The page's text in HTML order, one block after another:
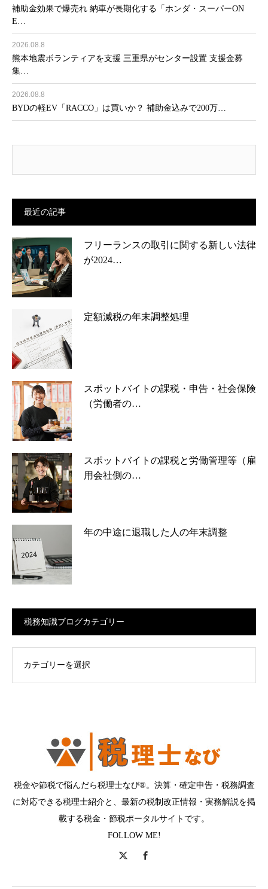
補助金効果で爆売れ 納車が長期化する「ホンダ・スーパーON
E…
2026.08.8
熊本地震ボランティアを支援 三重県がセンター設置 支援金募
集…
2026.08.8
BYDの軽EV「RACCO」は買いか？ 補助金込みで200万…
最近の記事
フリーランスの取引に関する新しい法律
が2024…
定額減税の年末調整処理
スポットバイトの課税・申告・社会保険
（労働者の…
スポットバイトの課税と労働管理等（雇
用会社側の…
年の中途に退職した人の年末調整
税務知識ブログカテゴリー
税金や節税で悩んだら税理士なび®。決算・確定申告・税務調査
に対応できる税理士紹介と、最新の税制改正情報・実務解説を掲
載する税金・節税ポータルサイトです。
FOLLOW ME!